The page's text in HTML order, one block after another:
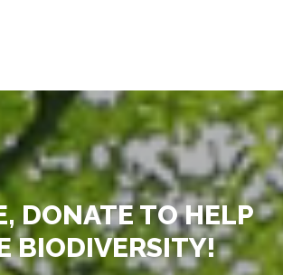
DONATE TO HELP
BIODIVERSITY!